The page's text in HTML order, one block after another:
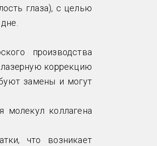
глаза), с целью
производства
коррекцию
замены и могут
молекул коллагена
что возникает